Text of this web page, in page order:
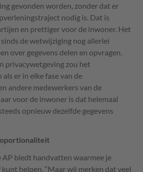
gevonden worden, zonder dat er
nodig is. Dat is
en prettiger voor de inwoner. Het
de wetwijziging nog allerlei
over gegevens delen en opvragen.
privacywetgeving zou het
er in elke fase van de
andere medewerkers van de
voor de inwoner is dat helemaal
opnieuw dezelfde gegevens
AP biedt handvatten waarmee je
helpen. “Maar wij merken dat veel